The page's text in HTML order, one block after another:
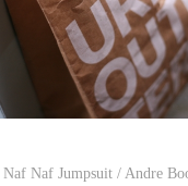
Naf Jumpsuit / Andre